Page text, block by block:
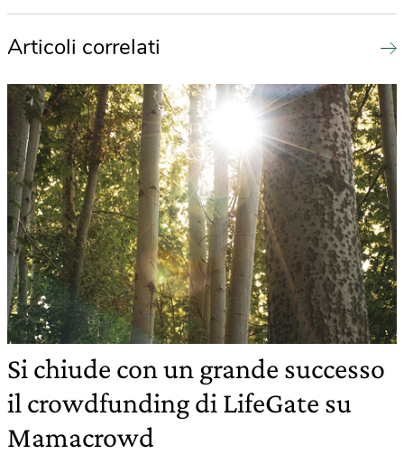
Articoli correlati
Si chiude con un grande successo
il crowdfunding di LifeGate su
Mamacrowd